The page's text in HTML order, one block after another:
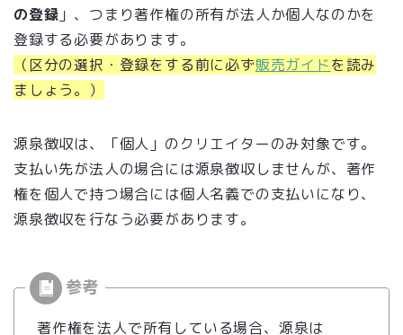
の登録 」、つまり著作権の所有が法人か個人なのかを
登録する必要があります。
（区分の選択・登録をする前に必ず販売ガイドを読み
ましょう。）
源泉徴収は、「個人」のクリエイターのみ対象です。
支払い先が法人の場合には源泉徴収しませんが、著作
権を個人で持つ場合には個人名義での支払いになり、
源泉徴収を行なう必要があります。
著作権を法人で所有している場合、源泉は